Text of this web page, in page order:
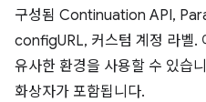
구성됨 Continuation API,
configURL, 커스텀 계정 라벨.
유사한 환경을 사용할 수 있습
화상자가 포함됩니다.